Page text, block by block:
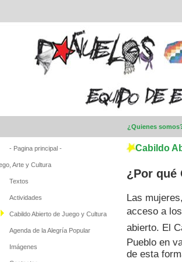
¿Quienes
- Pagina principal -
Arte y Cultura
Textos
Actividades
Cabildo Abierto de Juego y Cultura
Agenda de la Alegría Popular
Imágenes
Cabildo
¿Por qué
Las
acceso a
abierto. El
Pueblo en
de esta